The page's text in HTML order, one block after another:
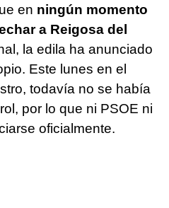
en ningún momento
a Reigosa del
la edila ha anunciado
Este lunes en el
todavía no se había
por lo que ni PSOE ni
oficialmente.